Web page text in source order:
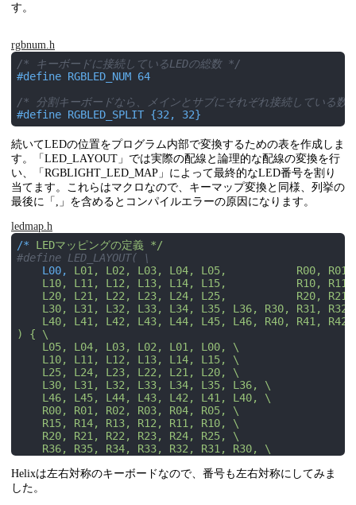
す。
rgbnum.h
/* キーボードに接続しているLEDの総数 */
#define RGBLED_NUM 64
/* 分割キーボードなら、メインとサブにそれぞれ接続している
#define RGBLED_SPLIT {32, 32}
続いてLEDの位置をプログラム内部で変換するための表を作成しま
す。「LED_LAYOUT」では実際の配線と論理的な配線の変換を行
い、「RGBLIGHT_LED_MAP」によって最終的なLED番号を割り
当てます。これらはマクロなので、キーマップ変換と同様、列挙の
最後に「,」を含めるとコンパイルエラーの原因になります。
ledmap.h
/*
LEDマッピングの定義 */
#define LED_LAYOUT( \
L00,
L01, L02, L03, L04, L05,           R00, R01,
L10, L11, L12, L13, L14, L15,           R10,
L20, L21, L22, L23, L24, L25,           R20,
L30, L31, L32, L33, L34, L35, L36, R30, R31,
L40, L41, L42, L43, L44, L45, L46, R40, R41,
) { \
    L05, L04, L03, L02, L01, L00, \
    L10, L11, L12, L13, L14, L15, \
    L25, L24, L23, L22, L21, L20, \
    L30, L31, L32, L33, L34, L35, L36, \
    L46, L45, L44, L43, L42, L41, L40, \
    R00, R01, R02, R03, R04, R05, \
    R15, R14, R13, R12, R11, R10, \
    R20, R21, R22, R23, R24, R25, \
    R36, R35, R34, R33, R32, R31, R30, \
}
Helixは左右対称のキーボードなので、番号も左右対称にしてみま
した。